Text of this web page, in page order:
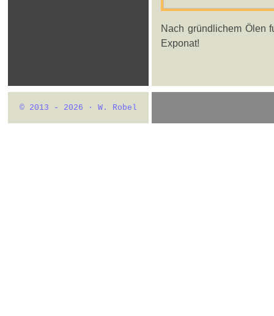
Nach gründlichem Ölen
Exponat!
© 2013 - 2026 · W. Robel